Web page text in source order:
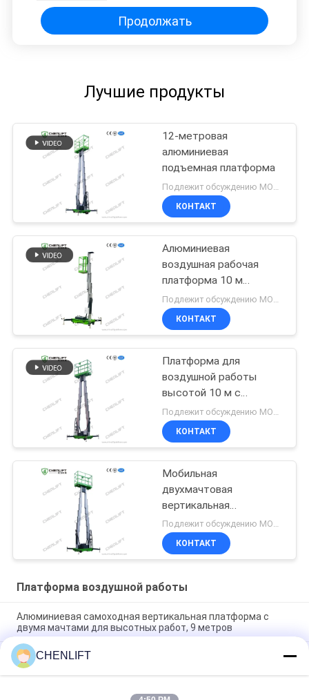
Продолжать
Лучшие продукты
12-метровая
алюминиевая
подъемная платформа
Подлежит обсуждению MOQ:1 комплект
КОНТАКТ
Алюминиевая
воздушная рабочая
платформа 10 м
одномачтовая
вертикальная
подъемная платформа
КОНТАКТ
Платформа для
воздушной работы
высотой 10 м с
вертикальным
подъемом с двойным
мастом и подъемной
КОНТАКТ
Мобильная
двухмачтовая
вертикальная
платформа доступа
Подлежит обсуждению MOQ:1 комплект
КОНТАКТ
Платформа воздушной работы
Алюминиевая самоходная вертикальная платформа с
двумя мачтами для высотных работ, 9 метров
10 метров высоты воздушная рабочая платформа двойной
мачты гидравлический вертикальный подъемный стол
Алюминиевая платформа для воздушной работы с
CHENLIFT